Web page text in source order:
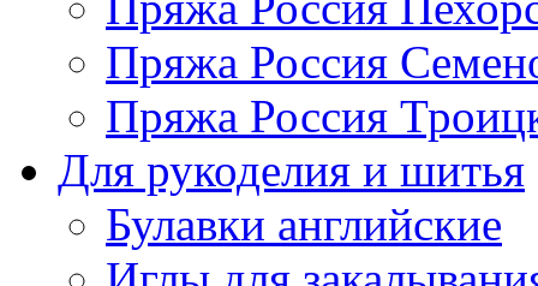
Пряжа Россия
Пряжа Россия
Для рукоделия и шитья
Булавки английские